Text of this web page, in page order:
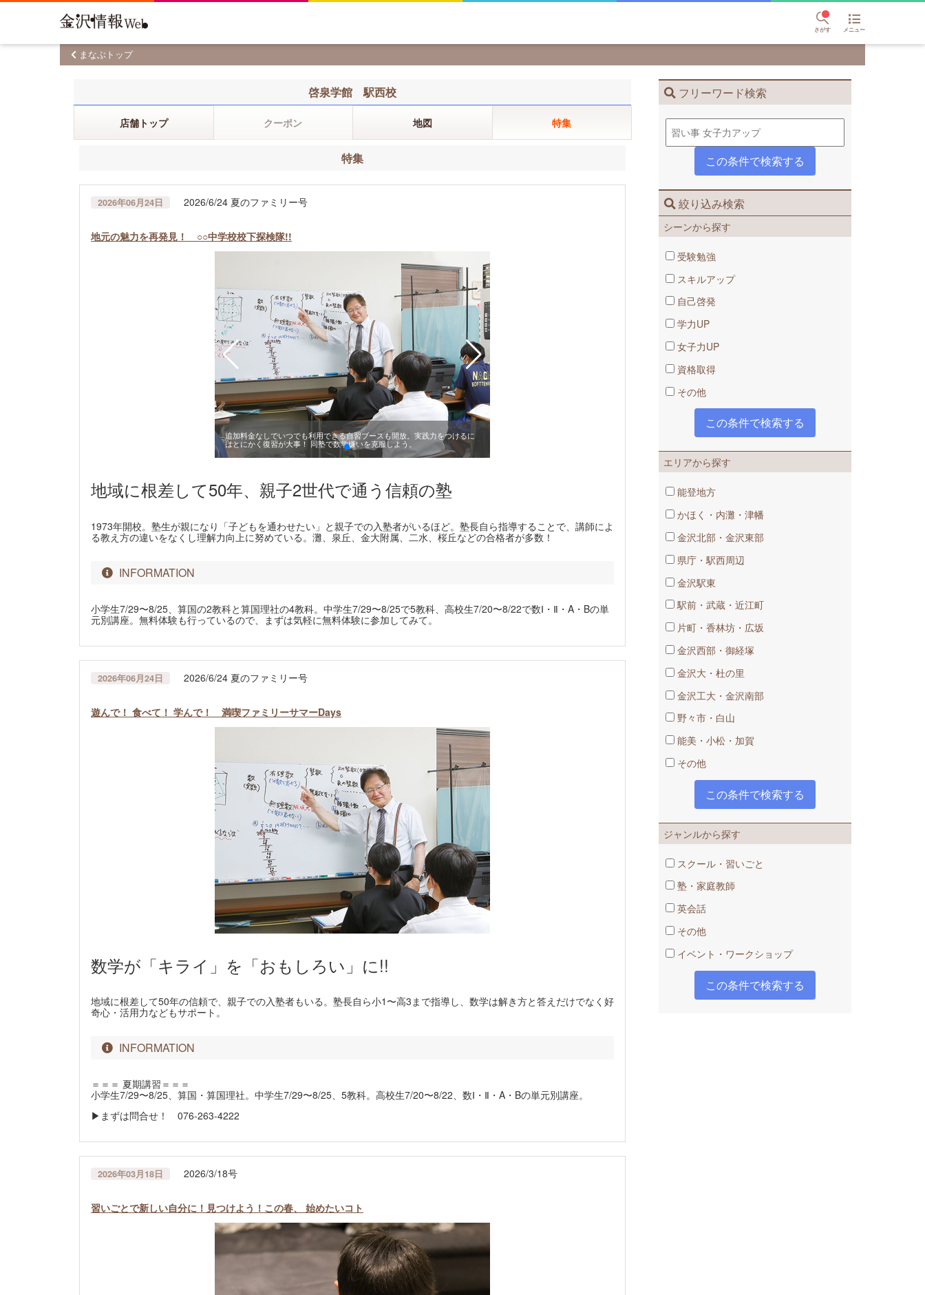
さがす メニュー
まなぶトップ
フリーワード検索
絞り込み検索
シーンから探す
受験勉強
スキルアップ
自己啓発
学力UP
女子力UP
資格取得
その他
エリアから探す
能登地方
かほく・内灘・津幡
金沢北部・金沢東部
県庁・駅西周辺
金沢駅東
駅前・武蔵・近江町
片町・香林坊・広坂
金沢西部・御経塚
金沢大・杜の里
金沢工大・金沢南部
野々市・白山
能美・小松・加賀
その他
ジャンルから探す
スクール・習いごと
塾・家庭教師
英会話
その他
イベント・ワークショップ
啓泉学館 駅西校
店舗トップ クーポン 地図 特集
特集
2026年06月24日 2026/6/24 夏のファミリー号
地元の魅力を再発見！ ○○中学校校下探検隊!!
追加料金なしでいつでも利用できる自習ブースも開放。実践力をつけるに
はとにかく復習が大事！ 同塾で数学嫌いを克服しよう。
追加料金なしでいつでも利用できる自習ブ
地域に根差して50年、親子2世代で通う信頼の塾
1973年開校。塾生が親になり「子どもを通わせたい」と親子での入塾者がいるほど。塾長自ら指導することで、講師によ
る教え方の違いをなくし理解力向上に努めている。灘、泉丘、金大附属、二水、桜丘などの合格者が多数！
INFORMATION
小学生7/29〜8/25、算国の2教科と算国理社の4教科。中学生7/29〜8/25で5教科、高校生7/20〜8/22で数Ⅰ・Ⅱ・A・Bの単
元別講座。無料体験も行っているので、まずは気軽に無料体験に参加してみて。
2026年06月24日 2026/6/24 夏のファミリー号
遊んで！ 食べて！ 学んで！ 満喫ファミリーサマーDays
数学が「キライ」を「おもしろい」に!!
地域に根差して50年の信頼で、親子での入塾者もいる。塾長自ら小1〜高3まで指導し、数学は解き方と答えだけでなく好
奇心・活用力などもサポート。
INFORMATION
＝＝＝ 夏期講習＝＝＝
小学生7/29〜8/25、算国・算国理社。中学生7/29〜8/25、5教科。高校生7/20〜8/22、数Ⅰ・Ⅱ・A・Bの単元別講座。
▶まずは問合せ！ 076-263-4222
2026年03月18日 2026/3/18号
習いごとで新しい自分に！見つけよう！この春、 始めたいコト